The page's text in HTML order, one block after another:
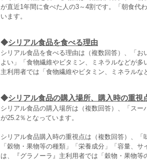
が直近1年間に食べた人の3～4割です。「朝食代
います。
◆シリアル食品を食べる理由
シリアル食品を食べる理由は（複数回答）、「
よい」「食物繊維やビタミン、ミネラルなどが
主利用者では「食物繊維やビタミン、ミネラル
◆シリアル食品の購入場所、購入時の重視
シリアル食品の購入場所は（複数回答）、「ス
が25.2％となっています。
シリアル食品購入時の重視点は（複数回答）、
「穀物・果物等の種類」「栄養成分」「容量、
は、『グラノーラ』主利用者では「穀物・果物